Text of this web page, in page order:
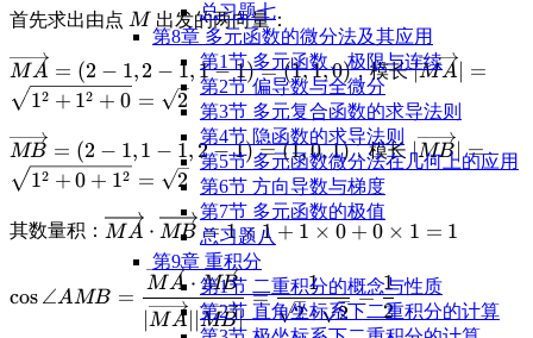
总习题七
第8章 多元函数的微分法及其应用
第1节 多元函数、极限与连续
第2节 偏导数与全微分
第3节 多元复合函数的求导法则
第4节 隐函数的求导法则
第5节 多元函数微分法在几何上的应用
第6节 方向导数与梯度
第7节 多元函数的极值
总习题八
第9章 重积分
第1节 ⼆重积分的概念与性质
第2节 直⾓坐标系下⼆重积分的计算
首先求出由点 \displaystyle
M
M出发的两向量：
\displaystyle
\overrightarrow{MA}
= (2-1, 2-1, 1-1) = (1,
1, 0)
MA = (2 − 1,2 − 1, 1−1) = (1,1,0)，模长\displaystyle
=
= \sqrt{2}
∣MA
=
12 + 12 + 0 =
2
\displaystyle
\overrightarrow{MB}
= (2-1, 1-1, 2-1) = (1,
0, 1)
MB = (2 − 1,1 − 1, 2−1) = (1,0,1)，模长\displaystyle
= \sqrt{2}
∣MB
=
12 + 0 + 12 = 2
其数量积： \displaystyle
\overrightarrow{MA}
\cdot
\overrightarrow{MB}
= 1 \times 1 + 1
MA ⋅ MB = 1 × 1 + 1 × 0 + 0 × 1 = 1
\displaystyle \cos \angle
AMB =
\frac{\overrightarrow{MA}
cos∠AMB =
MA MB∣
MA ⋅ MB
=
2 ⋅ 2
1
=
2
1